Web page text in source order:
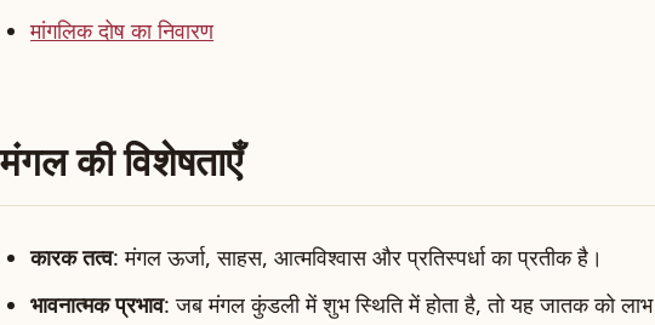
मांगलिक दोष का निवारण
मंगल की विशेषताएँ
कारक तत्व: मंगल ऊर्जा, साहस, आत्मविश्वास और प्रतिस्पर्धा का प्रतीक है।
भावनात्मक प्रभाव: जब मंगल कुंडली में शुभ स्थिति में होता है, तो यह जातक को